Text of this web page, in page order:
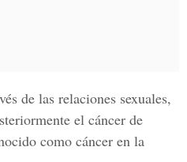
de las relaciones sexuales,
el cáncer de
como cáncer en la